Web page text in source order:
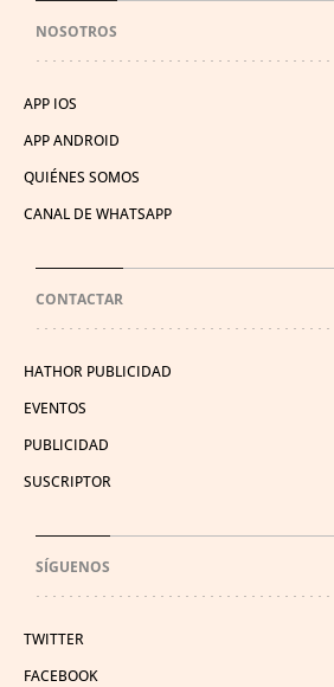
NOSOTROS
APP IOS
APP ANDROID
QUIÉNES SOMOS
CANAL DE WHATSAPP
CONTACTAR
HATHOR PUBLICIDAD
EVENTOS
PUBLICIDAD
SUSCRIPTOR
SÍGUENOS
TWITTER
FACEBOOK